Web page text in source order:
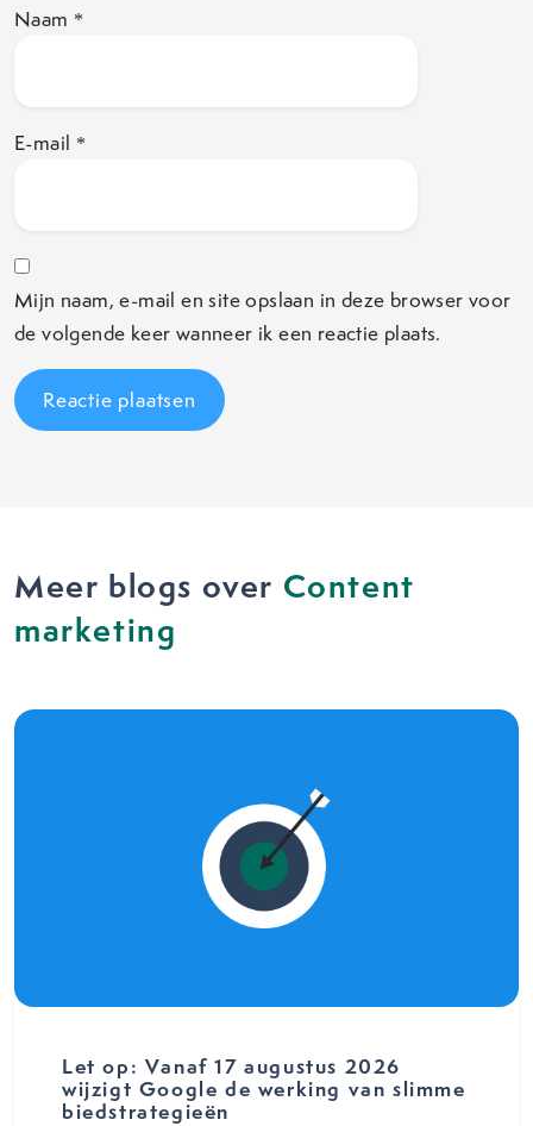
Naam *
E-mail *
Mijn naam, e-mail en site opslaan in deze browser voor
de volgende keer wanneer ik een reactie plaats.
Meer blogs over Content
marketing
Let op: Vanaf 17 augustus 2026
wijzigt Google de werking van slimme
biedstrategieën